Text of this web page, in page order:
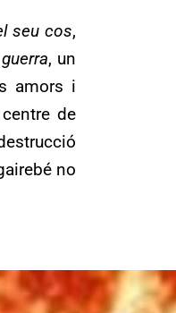
seu cos,
, un
amors i
de
no